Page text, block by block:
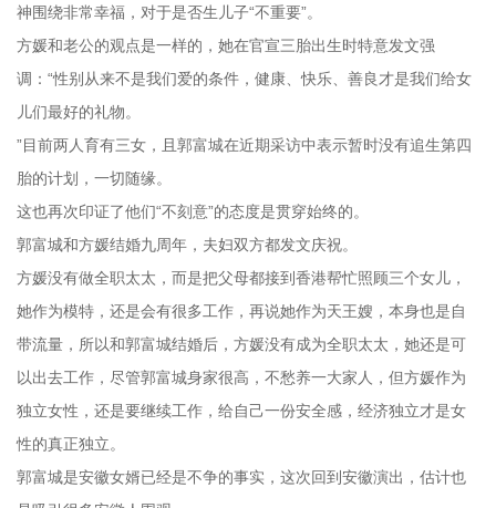
神围绕非常幸福，对于是否生儿子“不重要”。
方媛和老公的观点是一样的，她在官宣三胎出生时特意发文强
调：“性别从来不是我们爱的条件，健康、快乐、善良才是我们给女
儿们最好的礼物。
”目前两人育有三女，且郭富城在近期采访中表示暂时没有追生第四
胎的计划，一切随缘。
这也再次印证了他们“不刻意”的态度是贯穿始终的。
郭富城和方媛结婚九周年，夫妇双方都发文庆祝。
方媛没有做全职太太，而是把父母都接到香港帮忙照顾三个女儿，
她作为模特，还是会有很多工作，再说她作为天王嫂，本身也是自
带流量，所以和郭富城结婚后，方媛没有成为全职太太，她还是可
以出去工作，尽管郭富城身家很高，不愁养一大家人，但方媛作为
独立女性，还是要继续工作，给自己一份安全感，经济独立才是女
性的真正独立。
郭富城是安徽女婿已经是不争的事实，这次回到安徽演出，估计也